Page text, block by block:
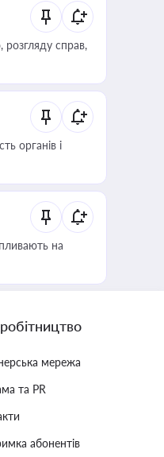
справ,
органів і
на
мережа
та PR
абонентів